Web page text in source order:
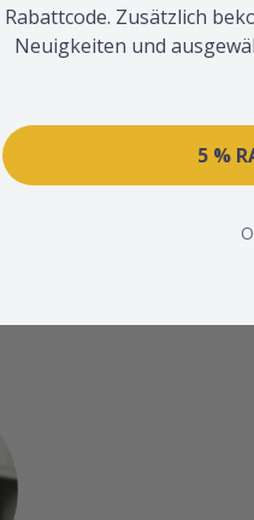
für den Leitboy-
die
entwickelt wurde.
Rabattcode. Zusätzlich
Neuigkeiten und
5 %